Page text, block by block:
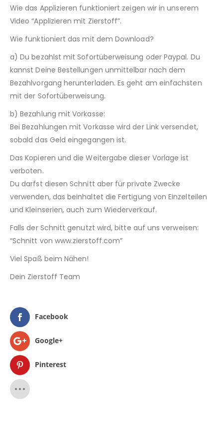
Wie das Applizieren funktioniert zeigen wir in unserem
Video “Applizieren mit Zierstoff”.
Wie funktioniert das mit dem Download?
a) Du bezahlst mit Sofortüberweisung oder Paypal. Du
kannst Deine Bestellungen unmittelbar nach dem
Bezahlvorgang herunterladen. Es geht am einfachsten
mit der Sofortüberweisung.
b) Bezahlung mit Vorkasse:
Bei Bezahlungen mit Vorkasse wird der Link versendet,
sobald das Geld eingegangen ist.
Das Kopieren und die Weitergabe dieser Vorlage ist
verboten.
Du darfst diesen Schnitt aber für private Zwecke
verwenden, das beinhaltet die Fertigung von Einzelteilen
und Kleinserien, auch zum Wiederverkauf.
Falls der Schnitt genutzt wird, bitte auf uns verweisen:
“Schnitt von www.zierstoff.com”
Viel Spaß beim Nähen!
Dein Zierstoff Team
Facebook
Google+
Pinterest